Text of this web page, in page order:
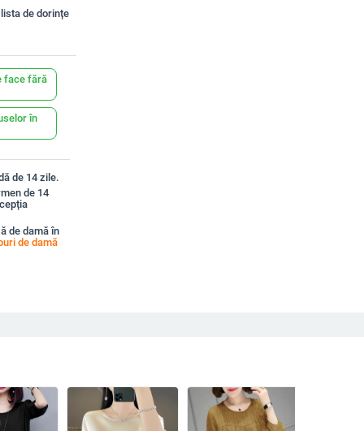
de dorințe
face fără
în
de 14 zile.
de 14
de damă în
de damă